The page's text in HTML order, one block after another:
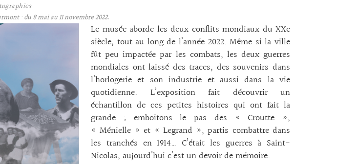
· du 8 mai au 11 novembre 2022.
Le musée aborde les deux conflits mondiaux du XXe
siècle, tout au long de l’année 2022. Même si la ville
fût peu impactée par les combats, les deux guerres
mondiales ont laissé des traces, des souvenirs dans
l’horlogerie et son industrie et aussi dans la vie
quotidienne. L’exposition fait découvrir un
échantillon de ces petites histoires qui ont fait la
grande ; emboitons le pas des « Croutte »,
« Ménielle » et « Legrand », partis combattre dans
les tranchés en 1914… C’était les guerres à Saint-
Nicolas, aujourd’hui c’est un devoir de mémoire.